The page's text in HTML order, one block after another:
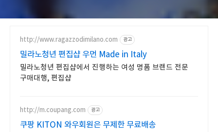
http://www.ragazzodimilano.com 광고
밀라노청년 편집샵 우먼 Made in Italy
밀라노청년 편집샵에서 진행하는 여성 명품 브랜드 전문
구매대행, 편집샵
http://m.coupang.com 광고
쿠팡 KITON 와우회원은 무제한 무료배송
kjgsb